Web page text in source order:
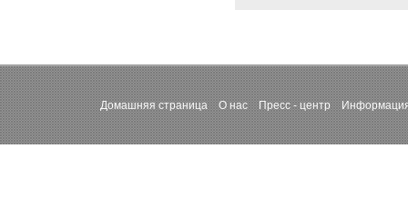
Домашняя страница О нас Пресс - центр